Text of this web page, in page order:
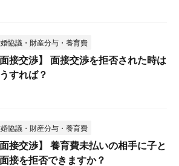
協議・財産分与・養育費
面接交渉】 面接交渉を拒否された時は
すれば？
協議・財産分与・養育費
面接交渉】 養育費未払いの相手に子と
接を拒否できますか？